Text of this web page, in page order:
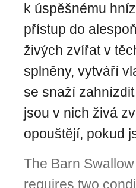
k úspěšnému
přístup do
živých zvířat v
splněny, vytváří
se snaží
jsou v nich živá
opouštějí, pokud
The Barn
requires two